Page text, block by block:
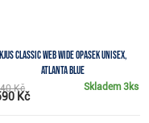
KJUS Classic Web Wide opasek unisex,
atlanta blue
Skladem3ks
Kč
Kč